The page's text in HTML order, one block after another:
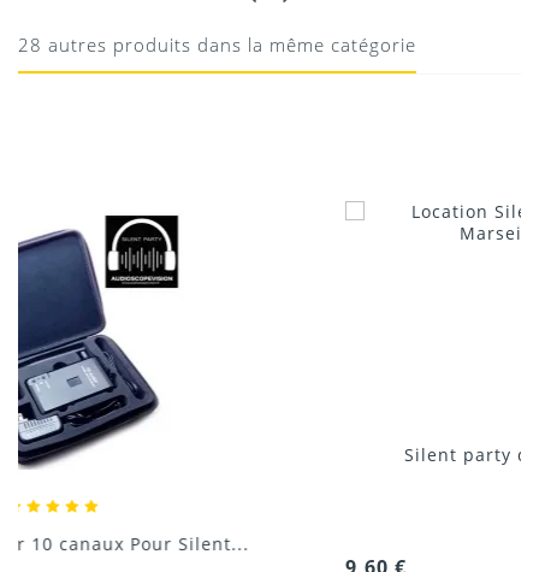
13/08/2020
28 autres produits dans la même catégorie
Silent party disco 10 canaux location...